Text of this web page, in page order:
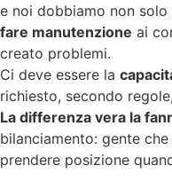
e noi dobbiamo non solo
fare manutenzione ai
creato problemi.
Ci deve essere la
richiesto, secondo
La differenza vera la
bilanciamento: gente
prendere posizione